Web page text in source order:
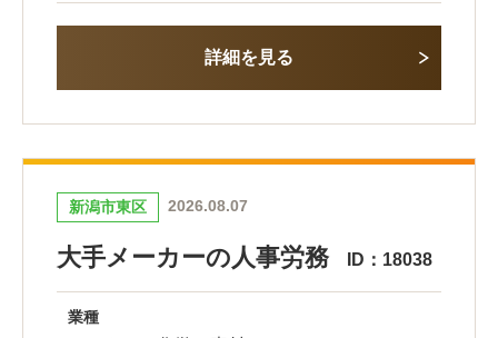
詳細を見る
新潟市東区 2026.08.07
大手メーカーの人事労務 ID：18038
業種